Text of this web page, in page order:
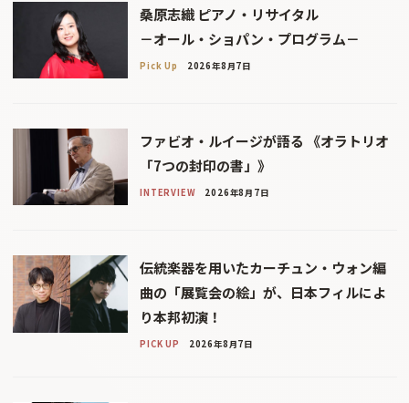
桑原志織 ピアノ・リサイタル
－オール・ショパン・プログラム－
Pick Up 2026年8月7日
ファビオ・ルイージが語る 《オラトリオ
「7つの封印の書」》
INTERVIEW 2026年8月7日
伝統楽器を用いたカーチュン・ウォン編
曲の「展覧会の絵」が、日本フィルによ
り本邦初演！
PICK UP 2026年8月7日